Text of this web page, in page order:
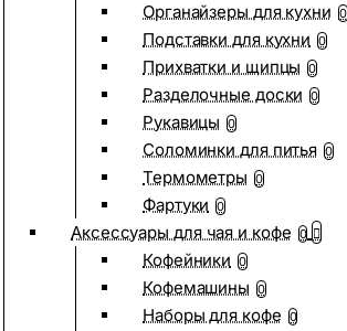
Органайзеры для кухни 0
Подставки для кухни 0
Прихватки и щипцы 0
Разделочные доски 0
Рукавицы 0
Соломинки для питья 0
Термометры 0
Фартуки 0
Аксессуары для чая и кофе 0
Кофейники 0
Кофемашины 0
Наборы для кофе 0